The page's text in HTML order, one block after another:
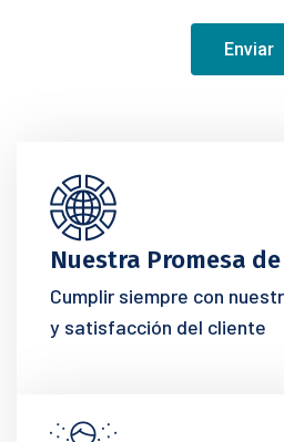
Enviar
Nuestra Promesa
Cumplir siempre con
y satisfacción del cliente